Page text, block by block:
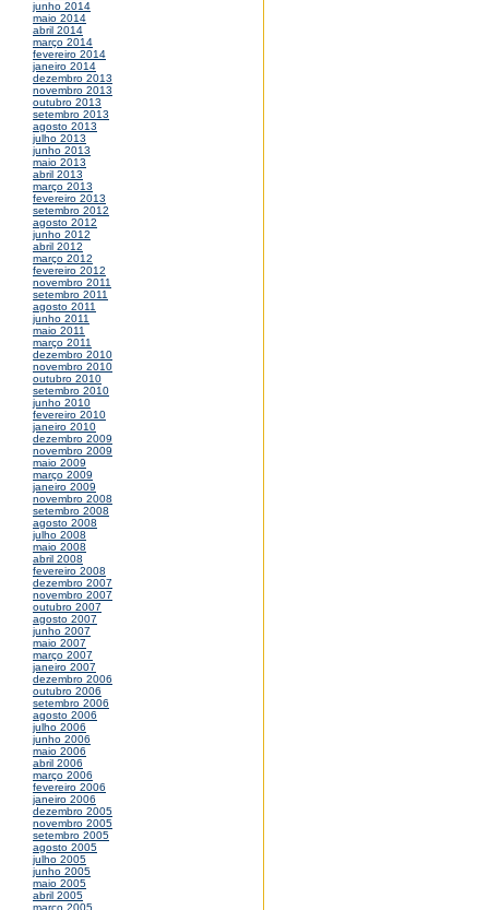
junho 2014
maio 2014
abril 2014
março 2014
fevereiro 2014
janeiro 2014
dezembro 2013
novembro 2013
outubro 2013
setembro 2013
agosto 2013
julho 2013
junho 2013
maio 2013
abril 2013
março 2013
fevereiro 2013
setembro 2012
agosto 2012
junho 2012
abril 2012
março 2012
fevereiro 2012
novembro 2011
setembro 2011
agosto 2011
junho 2011
maio 2011
março 2011
dezembro 2010
novembro 2010
outubro 2010
setembro 2010
junho 2010
fevereiro 2010
janeiro 2010
dezembro 2009
novembro 2009
maio 2009
março 2009
janeiro 2009
novembro 2008
setembro 2008
agosto 2008
julho 2008
maio 2008
abril 2008
fevereiro 2008
dezembro 2007
novembro 2007
outubro 2007
agosto 2007
junho 2007
maio 2007
março 2007
janeiro 2007
dezembro 2006
outubro 2006
setembro 2006
agosto 2006
julho 2006
junho 2006
maio 2006
abril 2006
março 2006
fevereiro 2006
janeiro 2006
dezembro 2005
novembro 2005
setembro 2005
agosto 2005
julho 2005
junho 2005
maio 2005
abril 2005